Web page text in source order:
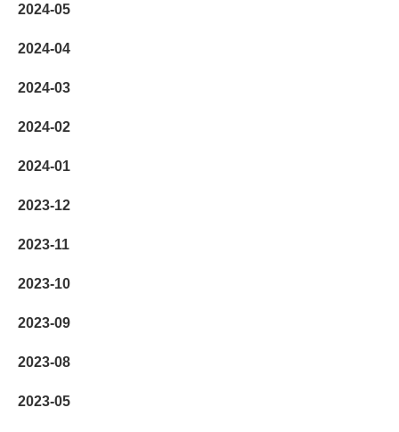
2024-05
2024-04
2024-03
2024-02
2024-01
2023-12
2023-11
2023-10
2023-09
2023-08
2023-05